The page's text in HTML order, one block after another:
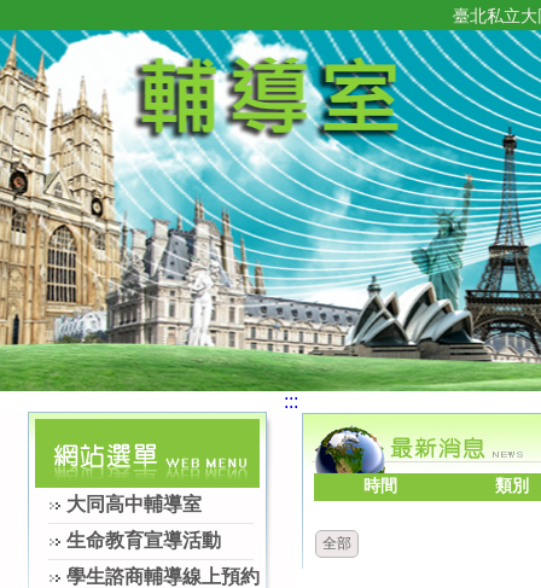
臺北私立
大同高中輔導室
生命教育宣導活動
學生諮商輔導線上預約
:::
時間 類別
全部